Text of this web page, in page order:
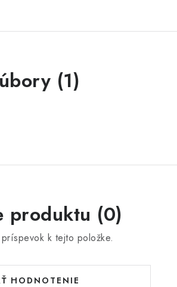
(1)
produktu (0)
k tejto položke.
HODNOTENIE